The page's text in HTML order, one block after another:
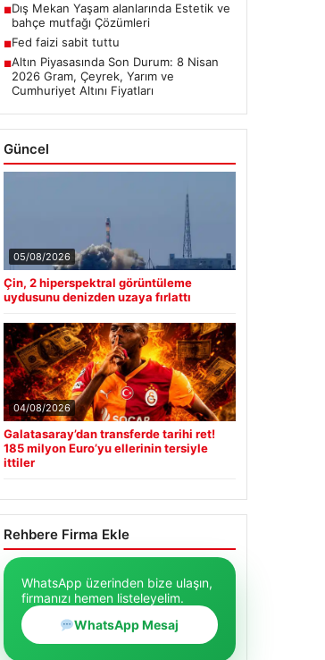
■Dış Mekan Yaşam alanlarında Estetik ve
bahçe mutfağı Çözümleri
■Fed faizi sabit tuttu
■Altın Piyasasında Son Durum: 8 Nisan
2026 Gram, Çeyrek, Yarım ve
Cumhuriyet Altını Fiyatları
Güncel
05/08/2026
Çin, 2 hiperspektral görüntüleme
uydusunu denizden uzaya fırlattı
04/08/2026
Galatasaray’dan transferde tarihi ret!
185 milyon Euro’yu ellerinin tersiyle
ittiler
Rehbere Firma Ekle
WhatsApp üzerinden bize ulaşın,
firmanızı hemen listeleyelim.
WhatsApp Mesaj